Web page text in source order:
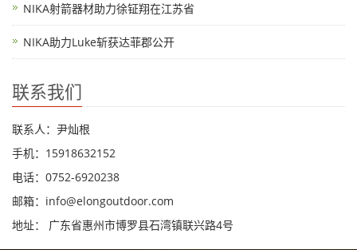
NIKA射箭器材助力徐钲翔在江苏省
NIKA助力Luke斩获达菲郡公开
联系我们
联系人：尹灿根
手机：15918632152
电话：0752-6920238
邮箱： info@elongoutdoor.com
地址： 广东省惠州市博罗县石湾镇联兴路4号